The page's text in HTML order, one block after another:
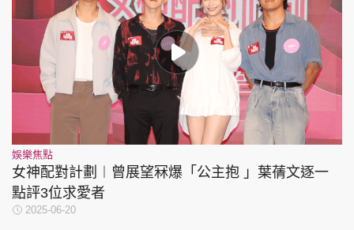
娛樂焦點
女神配對計劃︱曾展望冧爆「公主抱 」葉蒨文逐一
點評3位求愛者
2025-06-20